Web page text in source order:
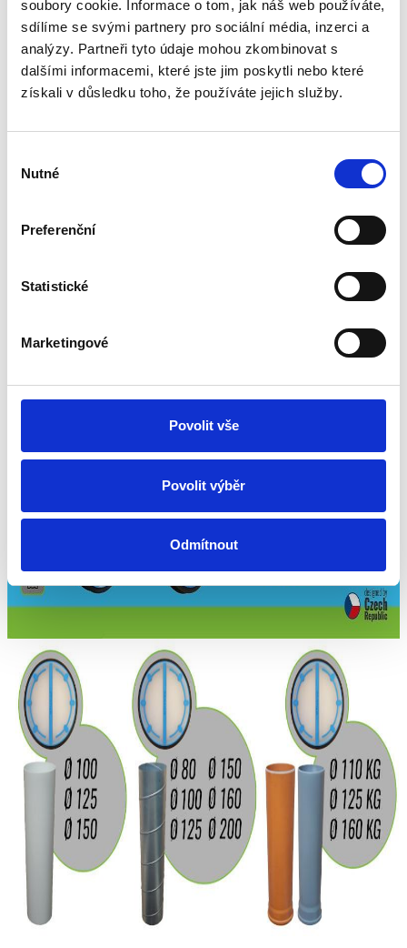
soubory cookie. Informace o tom, jak náš web používáte,
sdílíme se svými partnery pro sociální média, inzerci a
analýzy. Partneři tyto údaje mohou zkombinovat s
dalšími informacemi, které jste jim poskytli nebo které
získali v důsledku toho, že používáte jejich služby.
souhlasu
Nutné
Preferenční
Statistické
Marketingové
Povolit vše
Povolit výběr
Odmítnout
Rückschlagklappe herum befindet, ist U-förmig, was die Festigkeit und